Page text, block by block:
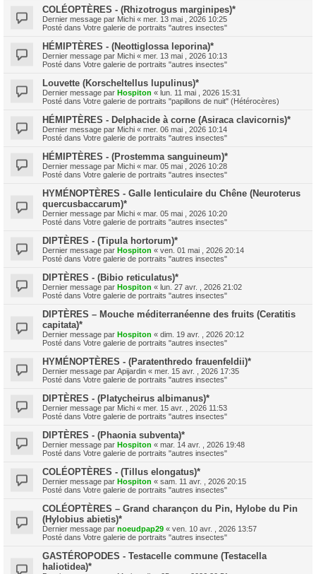
COLÉOPTÈRES - (Rhizotrogus marginipes)*
Dernier message par Michi « mer. 13 mai , 2026 10:25
Posté dans Votre galerie de portraits "autres insectes"
HÉMIPTÈRES - (Neottiglossa leporina)*
Dernier message par Michi « mer. 13 mai , 2026 10:13
Posté dans Votre galerie de portraits "autres insectes"
Louvette (Korscheltellus lupulinus)*
Dernier message par Hospiton « lun. 11 mai , 2026 15:31
Posté dans Votre galerie de portraits "papillons de nuit" (Hétérocères)
HÉMIPTÈRES - Delphacide à corne (Asiraca clavicornis)*
Dernier message par Michi « mer. 06 mai , 2026 10:14
Posté dans Votre galerie de portraits "autres insectes"
HÉMIPTÈRES - (Prostemma sanguineum)*
Dernier message par Michi « mar. 05 mai , 2026 10:28
Posté dans Votre galerie de portraits "autres insectes"
HYMÉNOPTÈRES - Galle lenticulaire du Chêne (Neuroterus
quercusbaccarum)*
Dernier message par Michi « mar. 05 mai , 2026 10:20
Posté dans Votre galerie de portraits "autres insectes"
DIPTÈRES - (Tipula hortorum)*
Dernier message par Hospiton « ven. 01 mai , 2026 20:14
Posté dans Votre galerie de portraits "autres insectes"
DIPTÈRES - (Bibio reticulatus)*
Dernier message par Hospiton « lun. 27 avr. , 2026 21:02
Posté dans Votre galerie de portraits "autres insectes"
DIPTÈRES – Mouche méditerranéenne des fruits (Ceratitis
capitata)*
Dernier message par Hospiton « dim. 19 avr. , 2026 20:12
Posté dans Votre galerie de portraits "autres insectes"
HYMÉNOPTÈRES - (Paratenthredo frauenfeldii)*
Dernier message par Apijardin « mer. 15 avr. , 2026 17:35
Posté dans Votre galerie de portraits "autres insectes"
DIPTÈRES - (Platycheirus albimanus)*
Dernier message par Michi « mer. 15 avr. , 2026 11:53
Posté dans Votre galerie de portraits "autres insectes"
DIPTÈRES - (Phaonia subventa)*
Dernier message par Hospiton « mar. 14 avr. , 2026 19:48
Posté dans Votre galerie de portraits "autres insectes"
COLÉOPTÈRES - (Tillus elongatus)*
Dernier message par Hospiton « sam. 11 avr. , 2026 20:15
Posté dans Votre galerie de portraits "autres insectes"
COLÉOPTÈRES – Grand charançon du Pin, Hylobe du Pin
(Hylobius abietis)*
Dernier message par noeudpap29 « ven. 10 avr. , 2026 13:57
Posté dans Votre galerie de portraits "autres insectes"
GASTÉROPODES - Testacelle commune (Testacella
haliotidea)*